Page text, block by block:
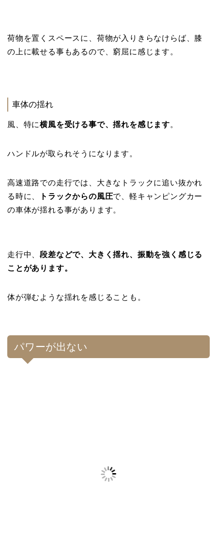
荷物を置くスペースに、荷物が入りきらなけらば、膝
の上に載せる事もあるので、窮屈に感じます。
車体の揺れ
風、特に横風を受ける事で、揺れを感じます。
ハンドルが取られそうになります。
高速道路での走行では、大きなトラックに追い抜かれ
る時に、
トラックからの風圧で、軽キャンピングカー
の車体が揺れる事があります。
走行中、段差などで、大きく揺れ、振動を強く感じる
ことがあります。
体が弾むような揺れを感じることも。
パワーが出ない